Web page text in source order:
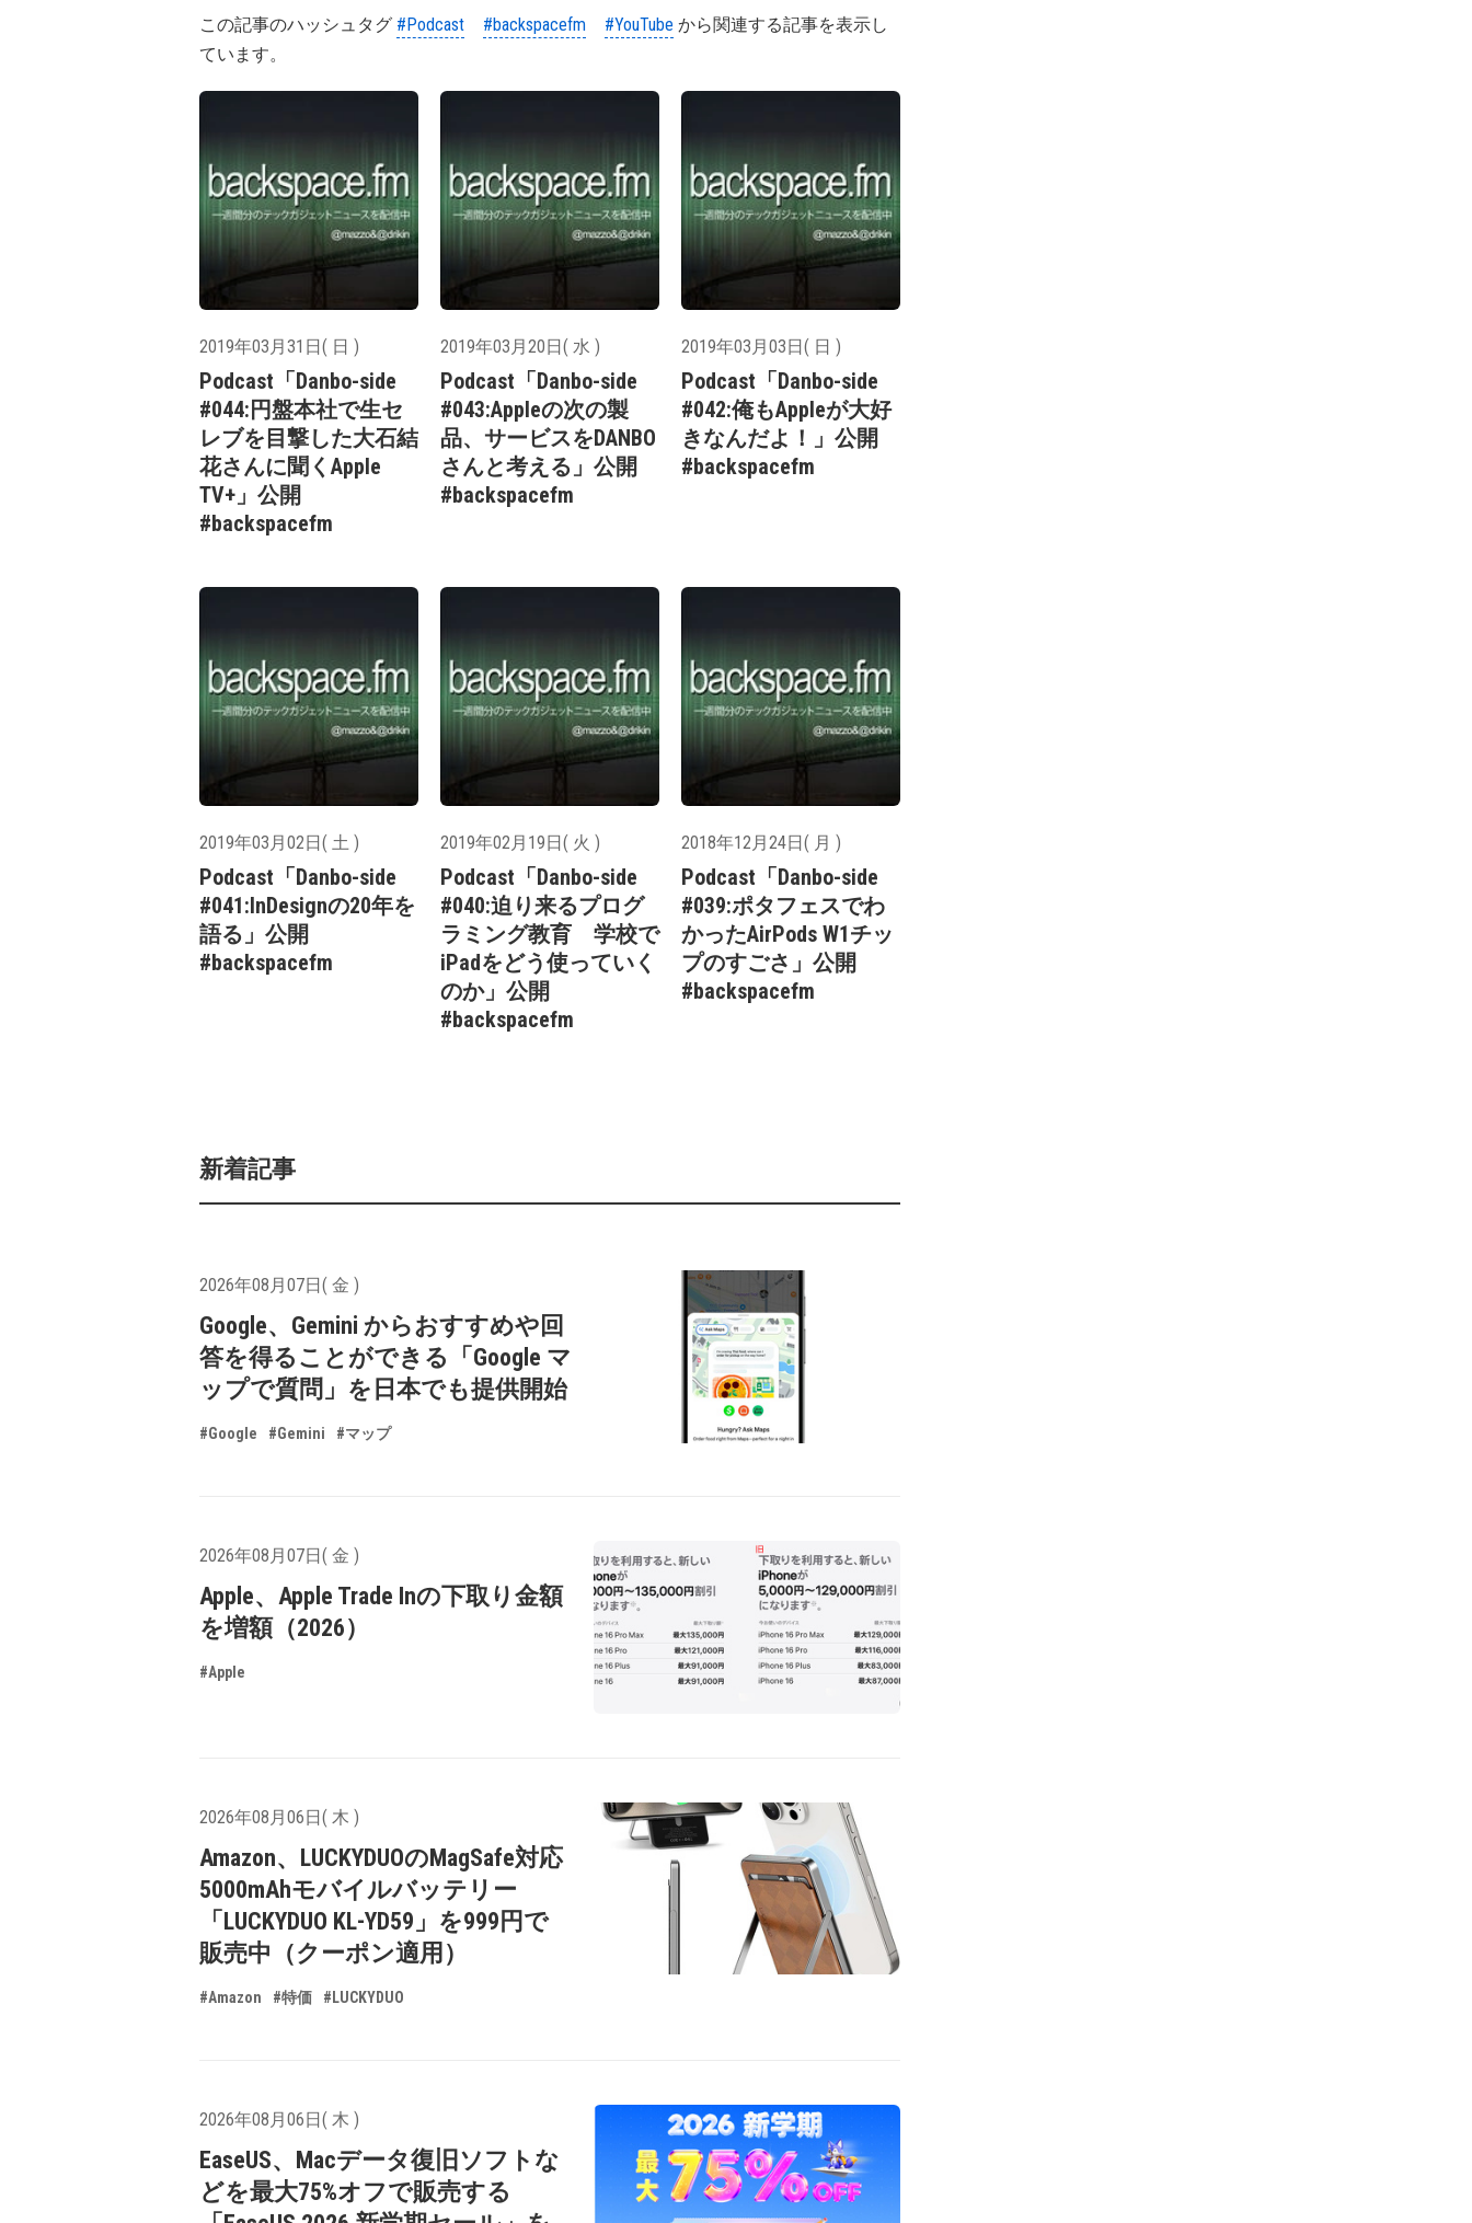
この記事のハッシュタグ #Podcast #backspacefm #YouTube から関連する記事を表示し
ています。
2019年03月31日( 日 )
Podcast「Danbo-side
#044:円盤本社で生セ
レブを目撃した大石結
花さんに聞くApple
TV+」公開
#backspacefm
2019年03月20日( 水 )
Podcast「Danbo-side
#043:Appleの次の製
品、サービスをDANBO
さんと考える」公開
#backspacefm
2019年03月03日( 日 )
Podcast「Danbo-side
#042:俺もAppleが大好
きなんだよ！」公開
#backspacefm
2019年03月02日( 土 )
Podcast「Danbo-side
#041:InDesignの20年を
語る」公開
#backspacefm
2019年02月19日( 火 )
Podcast「Danbo-side
#040:迫り来るプログ
ラミング教育 学校で
iPadをどう使っていく
のか」公開
#backspacefm
2018年12月24日( 月 )
Podcast「Danbo-side
#039:ポタフェスでわ
かったAirPods W1チッ
プのすごさ」公開
#backspacefm
新着記事
2026年08月07日( 金 )
Google、Gemini からおすすめや回
答を得ることができる「Google マ
ップで質問」を日本でも提供開始
#Google #Gemini #マップ
2026年08月07日( 金 )
Apple、Apple Trade Inの下取り金額
を増額（2026）
#Apple
2026年08月06日( 木 )
Amazon、LUCKYDUOのMagSafe対応
5000mAhモバイルバッテリー
「LUCKYDUO KL-YD59」を999円で
販売中（クーポン適用）
#Amazon #特価 #LUCKYDUO
2026年08月06日( 木 )
EaseUS、Macデータ復旧ソフトな
どを最大75%オフで販売する